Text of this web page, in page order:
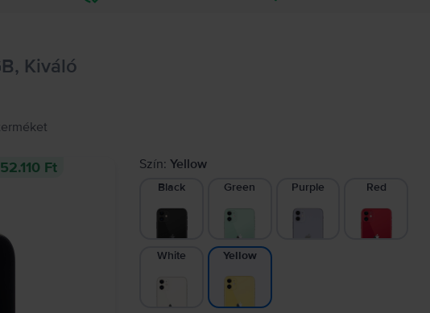
Kiváló
Ft Szín:Yellow
Black Green Purple Red
White Yellow